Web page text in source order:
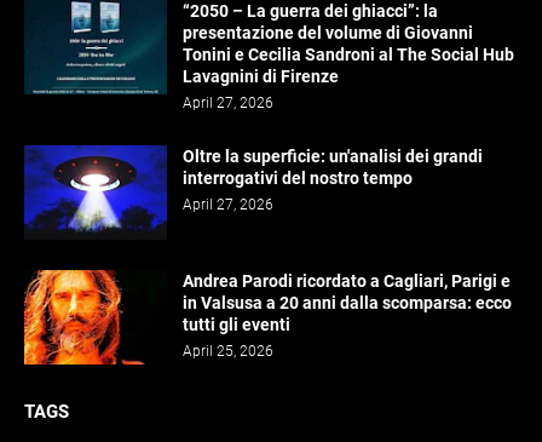
“2050 – La guerra dei ghiacci”: la
presentazione del volume di Giovanni
Tonini e Cecilia Sandroni al The Social Hub
Lavagnini di Firenze
April 27, 2026
Oltre la superficie: un'analisi dei grandi
interrogativi del nostro tempo
April 27, 2026
Andrea Parodi ricordato a Cagliari, Parigi e
in Valsusa a 20 anni dalla scomparsa: ecco
tutti gli eventi
April 25, 2026
TAGS